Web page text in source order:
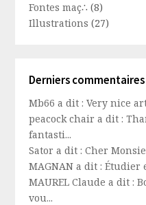
Fontes maç∴ (8)
Illustrations (27)
Derniers commentaires
Mb66 a dit : Very nice
peacock chair a dit :
fantasti...
Sator a dit : Cher
MAGNAN a dit :
MAUREL Claude a dit :
vou...